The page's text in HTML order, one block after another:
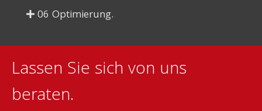
06 Optimierung.
Lassen Sie sich von uns
beraten.